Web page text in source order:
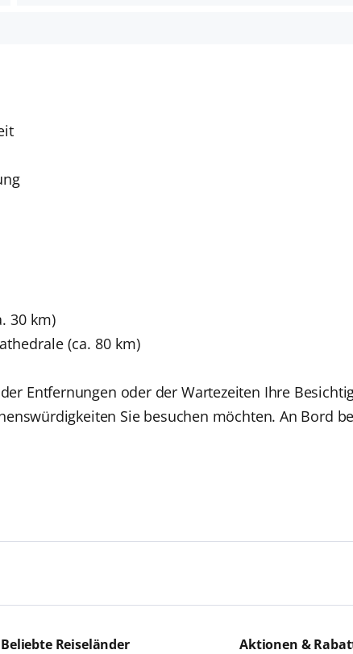
30 km)
(ca. 80 km)
Entfernungen oder der Wartezeiten Ihre
Sie besuchen möchten. An Bord
Beide Optionen bieten einzigartige
eine Buchung vornehmen. Wir möchten Sie
Beliebte Reiseländer Aktionen &